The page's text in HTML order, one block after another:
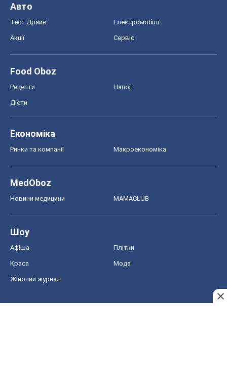
Авто
Тест Драйв Електромобілі
Акції Сервіс
Food Oboz
Рецепти Напої
Дієти
Економіка
Ринки та компанії Макроекономіка
MedOboz
Новини медицини MAMACLUB
Шоу
Афіша Плітки
Краса Мода
Жіночий журнал